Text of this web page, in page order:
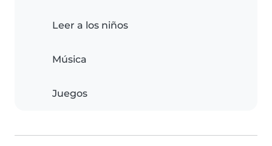
Leer a los niños
Música
Juegos